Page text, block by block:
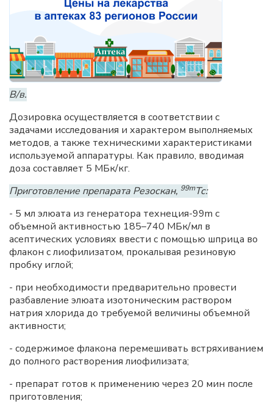
В/в.
Дозировка осуществляется в соответствии с
задачами исследования и характером выполняемых
методов, а также техническими характеристиками
используемой аппаратуры. Как правило, вводимая
доза составляет 5 МБк/кг.
Приготовление препарата Резоскан, 99mТс:
- 5 мл элюата из генератора технеция-99m с
объемной активностью 185–740 МБк/мл в
асептических условиях ввести с помощью шприца во
флакон с лиофилизатом, прокалывая резиновую
пробку иглой;
- при необходимости предварительно провести
разбавление элюата изотоническим раствором
натрия хлорида до требуемой величины объемной
активности;
- содержимое флакона перемешивать встряхиванием
до полного растворения лиофилизата;
- препарат готов к применению через 20 мин после
приготовления;